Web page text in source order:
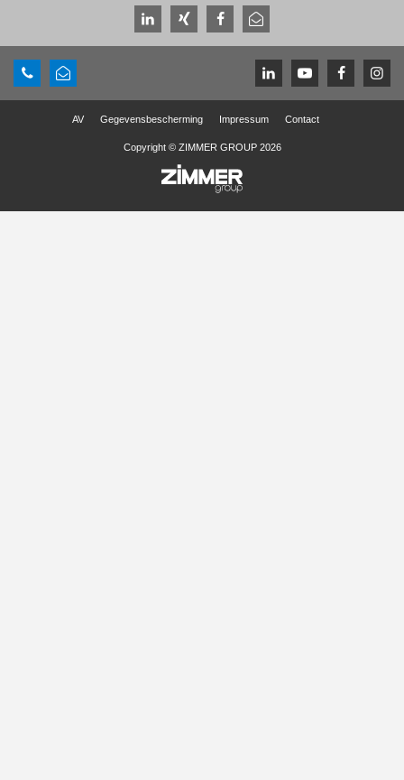
AV Gegevensbescherming Impressum Contact
Copyright © ZIMMER GROUP 2026